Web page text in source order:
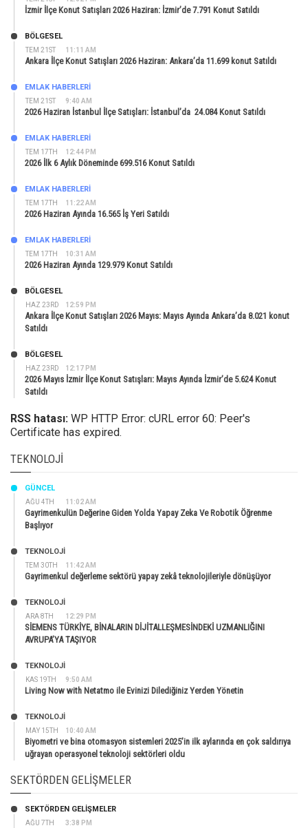
İzmir İlçe Konut Satışları 2026 Haziran: İzmir’de 7.791 Konut Satıldı
TEM 21ST 11:11 AM
BÖLGESEL
Ankara İlçe Konut Satışları 2026 Haziran: Ankara’da 11.699 konut Satıldı
TEM 21ST 9:40 AM
EMLAK HABERLERI
2026 Haziran İstanbul İlçe Satışları: İstanbul’da 24.084 Konut Satıldı
TEM 17TH 12:44 PM
EMLAK HABERLERI
2026 İlk 6 Aylık Döneminde 699.516 Konut Satıldı
TEM 17TH 11:22 AM
EMLAK HABERLERI
2026 Haziran Ayında 16.565 İş Yeri Satıldı
TEM 17TH 10:31 AM
EMLAK HABERLERI
2026 Haziran Ayında 129.979 Konut Satıldı
HAZ 23RD 12:59 PM
BÖLGESEL
Ankara İlçe Konut Satışları 2026 Mayıs: Mayıs Ayında Ankara’da 8.021 konut
Satıldı
HAZ 23RD 12:17 PM
BÖLGESEL
2026 Mayıs İzmir İlçe Konut Satışları: Mayıs Ayında İzmir’de 5.624 Konut
Satıldı
RSS hatası: WP HTTP Error: cURL error 60: Peer's
Certificate has expired.
TEKNOLOJI
AĞU 4TH 11:02 AM
GÜNCEL
Gayrimenkulün Değerine Giden Yolda Yapay Zeka Ve Robotik Öğrenme
Başlıyor
TEM 30TH 11:42 AM
TEKNOLOJİ
Gayrimenkul değerleme sektörü yapay zekâ teknolojileriyle dönüşüyor
ARA 8TH 12:29 PM
TEKNOLOJİ
SİEMENS TÜRKİYE, BİNALARIN DİJİTALLEŞMESİNDEKİ UZMANLIĞINI
AVRUPA’YA TAŞIYOR
KAS 19TH 9:50 AM
TEKNOLOJİ
Living Now with Netatmo ile Evinizi Dilediğiniz Yerden Yönetin
MAY 15TH 10:40 AM
TEKNOLOJİ
Biyometri ve bina otomasyon sistemleri 2025’in ilk aylarında en çok saldırıya
uğrayan operasyonel teknoloji sektörleri oldu
SEKTÖRDEN GELIŞMELER
AĞU 7TH 3:38 PM
SEKTÖRDEN GELIŞMELER